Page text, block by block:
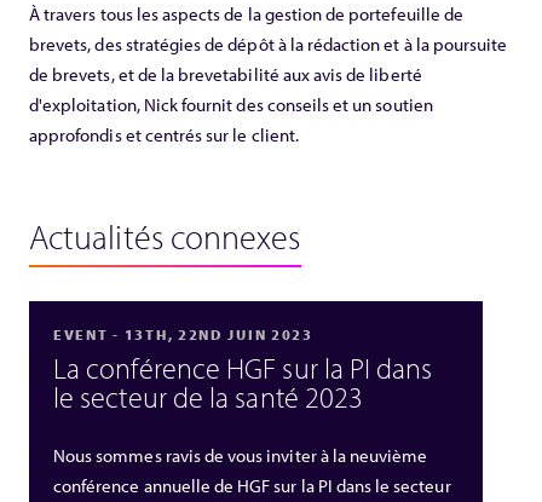
À travers tous les aspects de la gestion de portefeuille de
brevets, des stratégies de dépôt à la rédaction et à la poursuite
de brevets, et de la brevetabilité aux avis de liberté
d'exploitation, Nick fournit des conseils et un soutien
approfondis et centrés sur le client.
Actualités connexes
EVENT - 13TH, 22ND JUIN 2023
La conférence HGF sur la PI dans
le secteur de la santé 2023
Nous sommes ravis de vous inviter à la neuvième
conférence annuelle de HGF sur la PI dans le secteur